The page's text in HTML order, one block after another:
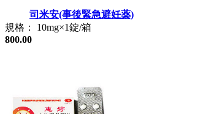
司米安(事後緊急避妊薬)
規格： 10mg×1錠/箱
800.00